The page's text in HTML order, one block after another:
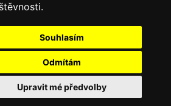
Souhlasím
Odmítám
Upravit mé předvolby